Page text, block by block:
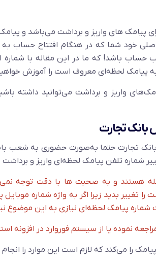
پیامک های واریز و برداشت می‌باشد و
خود شما که در هنگام افتتاح حساب به
باشد! که ما در این مقاله با شماره
پیامک لحظه‌ای معروف است را آموزش
واریز و برداشت می‌توانید داشته
بانک تجارت
بانک تجارت حتما به‌صورت حضوری به شعب
تلفن پیامک لحظه‌ای واریز و برداشت
هستند و به صحبت ها با دقت توجه
تغییر بدید زیرا اگر به واژه شماره
شماره پیامک لحظه‌ای نیازی به این موضوع
نموده یا از سیستم فوروارد در افزونه